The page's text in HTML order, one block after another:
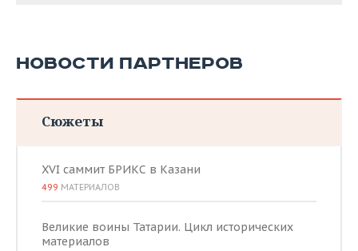
НОВОСТИ ПАРТНЕРОВ
Сюжеты
XVI саммит БРИКС в Казани
499 МАТЕРИАЛОВ
Великие воины Татарии. Цикл исторических
материалов